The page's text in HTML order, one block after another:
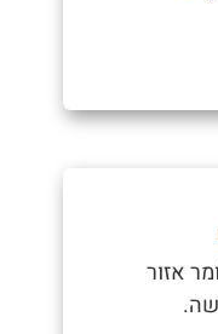
אזור